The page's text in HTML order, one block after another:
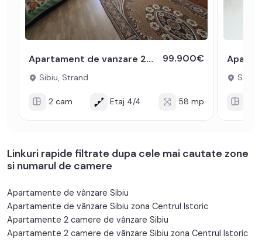
Apartament de vanzare 2 camere decomandate in zona Parcului din Strand 99.900€
Sibiu, Strand
2 cam Etaj 4/4 58 mp
Sibiu,
Linkuri rapide filtrate dupa cele mai cautate zone
si numarul de camere
Apartamente de vânzare Sibiu
Apartamente de vânzare Sibiu zona Centrul Istoric
Apartamente 2 camere de vânzare Sibiu
Apartamente 2 camere de vânzare Sibiu zona Centrul Istoric